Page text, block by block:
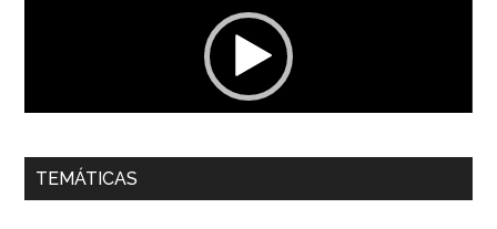
00:00 01:04
Dra. Carolina Corcho Mejía,Presidenta Corporación
TEMÁTICAS